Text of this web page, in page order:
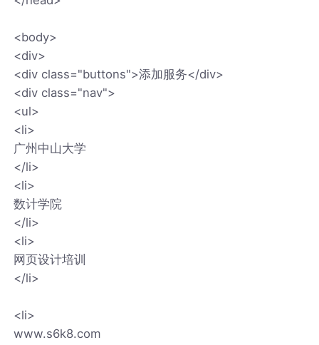
<body>
<div>
<div class="buttons">添加服务</div>
<div class="nav">
<ul>
<li>
广州中山大学
</li>
<li>
数计学院
</li>
<li>
网页设计培训
</li>
<li>
www.s6k8.com